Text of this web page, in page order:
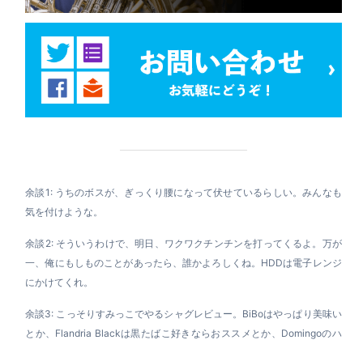
余談1: うちのボスが、ぎっくり腰になって伏せているらしい。みんなも
気を付けような。
余談2: そういうわけで、明日、ワクワクチンチンを打ってくるよ。万が
一、俺にもしものことがあったら、誰かよろしくね。HDDは電子レンジ
にかけてくれ。
余談3: こっそりすみっこでやるシャグレビュー。BiBoはやっぱり美味い
とか、Flandria Blackは黒たばこ好きならおススメとか、Domingoのハ